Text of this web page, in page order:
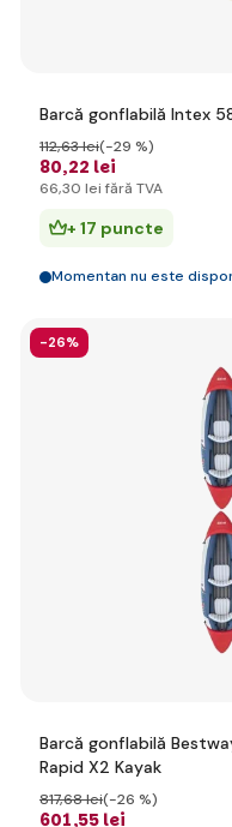
Barcă gonflabilă Intex
80,22 lei
112,63 lei(-29 %)
66,30 lei fără TVA
+ 17 puncte
Momentan nu este
-26%
Barcă gonflabilă
Rapid X2 Kayak
601,55 lei
817,68 lei(-26 %)